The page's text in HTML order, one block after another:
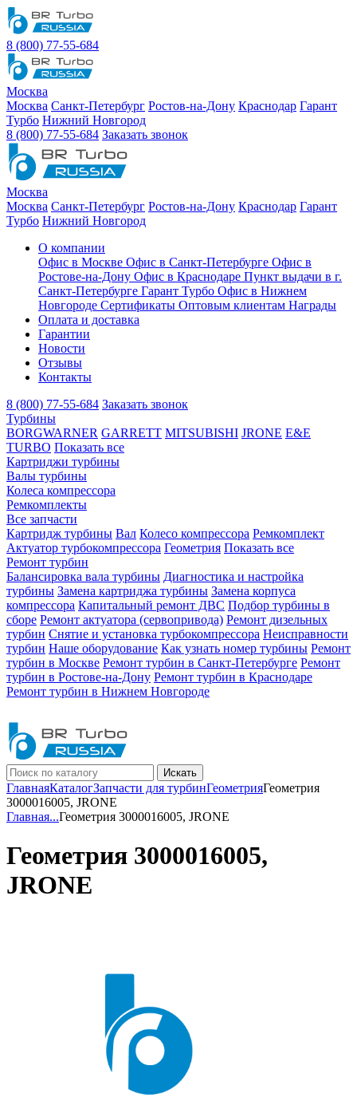
8 (800) 77-55-684
Москва
Москва Санкт-Петербург Ростов-на-Дону Краснодар Гарант
Турбо Нижний Новгород
8 (800) 77-55-684 Заказать звонок
Москва
Москва Санкт-Петербург Ростов-на-Дону Краснодар Гарант
Турбо Нижний Новгород
О компании
Офис в Москве Офис в Санкт-Петербурге Офис в
Ростове-на-Дону Офис в Краснодаре Пункт выдачи в г.
Санкт-Петербурге Гарант Турбо Офис в Нижнем
Новгороде Сертификаты Оптовым клиентам Награды
Оплата и доставка
Гарантии
Новости
Отзывы
Контакты
8 (800) 77-55-684 Заказать звонок
Турбины
BORGWARNER GARRETT MITSUBISHI JRONE E&E
TURBO Показать все
Картриджи турбины
Валы турбины
Колеса компрессора
Ремкомплекты
Все запчасти
Картридж турбины Вал Колесо компрессора Ремкомплект
Актуатор турбокомпрессора Геометрия Показать все
Ремонт турбин
Балансировка вала турбины Диагностика и настройка
турбины Замена картриджа турбины Замена корпуса
компрессора Капитальный ремонт ДВС Подбор турбины в
сборе Ремонт актуатора (сервопривода) Ремонт дизельных
турбин Снятие и установка турбокомпрессора Неисправности
турбин Наше оборудование Как узнать номер турбины Ремонт
турбин в Москве Ремонт турбин в Санкт-Петербурге Ремонт
турбин в Ростове-на-Дону Ремонт турбин в Краснодаре
Ремонт турбин в Нижнем Новгороде
Искать
ГлавнаяКаталогЗапчасти для турбинГеометрияГеометрия
3000016005, JRONE
Главная...Геометрия 3000016005, JRONE
Геометрия 3000016005,
JRONE